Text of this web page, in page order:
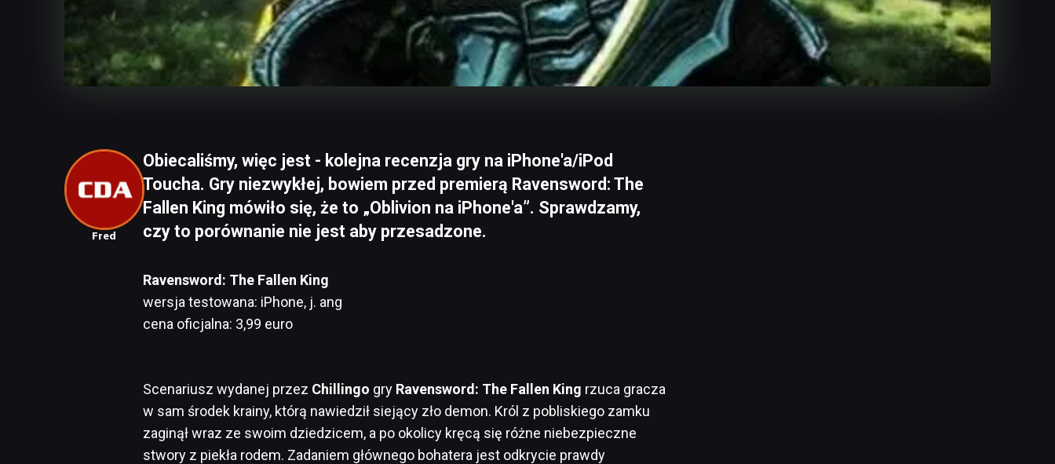
Fred
Obiecaliśmy, więc jest - kolejna recenzja gry na iPhone'a/iPod
Toucha. Gry niezwykłej, bowiem przed premierą Ravensword: The
Fallen King mówiło się, że to „Oblivion na iPhone'a”. Sprawdzamy,
czy to porównanie nie jest aby przesadzone.
Ravensword: The Fallen King
wersja testowana: iPhone, j. ang
cena oficjalna: 3,99 euro
Scenariusz wydanej przez Chillingo gry Ravensword: The Fallen King rzuca gracza
w sam środek krainy, którą nawiedził siejący zło demon. Król z pobliskiego zamku
zaginął wraz ze swoim dziedzicem, a po okolicy kręcą się różne niebezpieczne
stwory z piekła rodem. Zadaniem głównego bohatera jest odkrycie prawdy